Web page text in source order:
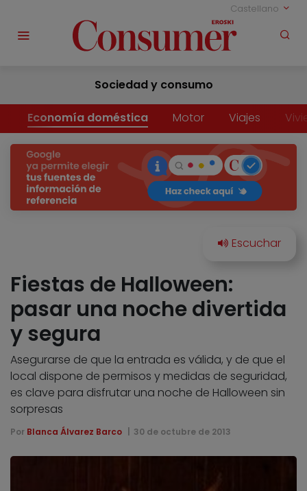
Castellano
Sociedad y consumo
Economía doméstica Motor Viajes
Fiestas de Halloween:
pasar una noche divertida
y segura
Asegurarse de que la entrada es válida, y de que el
local dispone de permisos y medidas de seguridad,
es clave para disfrutar una noche de Halloween sin
sorpresas
Por Blanca Álvarez Barco 30 de octubre de 2013